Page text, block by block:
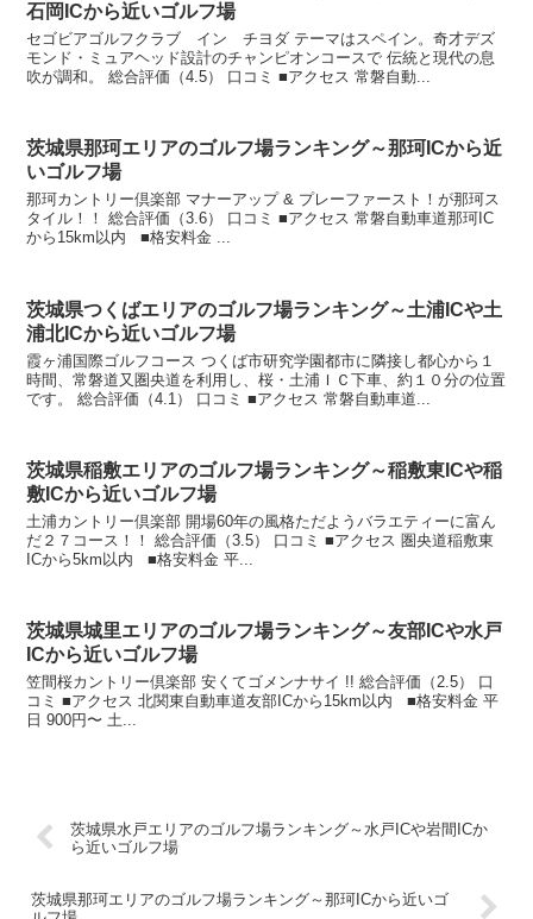
石岡ICから近いゴルフ場
セゴビアゴルフクラブ イン チヨダ テーマはスペイン。奇才デズ
モンド・ミュアヘッド設計のチャンピオンコースで 伝統と現代の息
吹が調和。 総合評価（4.5） 口コミ ■アクセス 常磐自動...
茨城県那珂エリアのゴルフ場ランキング～那珂ICから近
いゴルフ場
那珂カントリー倶楽部 マナーアップ & プレーファースト！が那珂ス
タイル！！ 総合評価（3.6） 口コミ ■アクセス 常磐自動車道那珂IC
から15km以内 ■格安料金 ...
茨城県つくばエリアのゴルフ場ランキング～土浦ICや土
浦北ICから近いゴルフ場
霞ヶ浦国際ゴルフコース つくば市研究学園都市に隣接し都心から１
時間、常磐道又圏央道を利用し、桜・土浦ＩＣ下車、約１０分の位置
です。 総合評価（4.1） 口コミ ■アクセス 常磐自動車道...
茨城県稲敷エリアのゴルフ場ランキング～稲敷東ICや稲
敷ICから近いゴルフ場
土浦カントリー倶楽部 開場60年の風格ただようバラエティーに富ん
だ２７コース！！ 総合評価（3.5） 口コミ ■アクセス 圏央道稲敷東
ICから5km以内 ■格安料金 平...
茨城県城里エリアのゴルフ場ランキング～友部ICや水戸
ICから近いゴルフ場
笠間桜カントリー倶楽部 安くてゴメンナサイ !! 総合評価（2.5） 口
コミ ■アクセス 北関東自動車道友部ICから15km以内 ■格安料金 平
日 900円〜 土...
茨城県水戸エリアのゴルフ場ランキング～水戸ICや岩間ICか
ら近いゴルフ場
茨城県那珂エリアのゴルフ場ランキング～那珂ICから近いゴ